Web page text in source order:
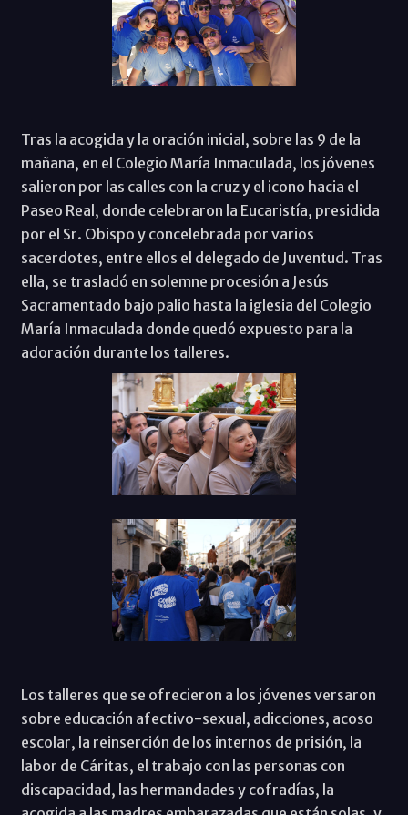
Tras la acogida y la oración inicial, sobre las 9 de la
mañana, en el Colegio María Inmaculada, los jóvenes
salieron por las calles con la cruz y el icono hacia el
Paseo Real, donde celebraron la Eucaristía, presidida
por el Sr. Obispo y concelebrada por varios
sacerdotes, entre ellos el delegado de Juventud. Tras
ella, se trasladó en solemne procesión a Jesús
Sacramentado bajo palio hasta la iglesia del Colegio
María Inmaculada donde quedó expuesto para la
adoración durante los talleres.
Los talleres que se ofrecieron a los jóvenes versaron
sobre educación afectivo-sexual, adicciones, acoso
escolar, la reinserción de los internos de prisión, la
labor de Cáritas, el trabajo con las personas con
discapacidad, las hermandades y cofradías, la